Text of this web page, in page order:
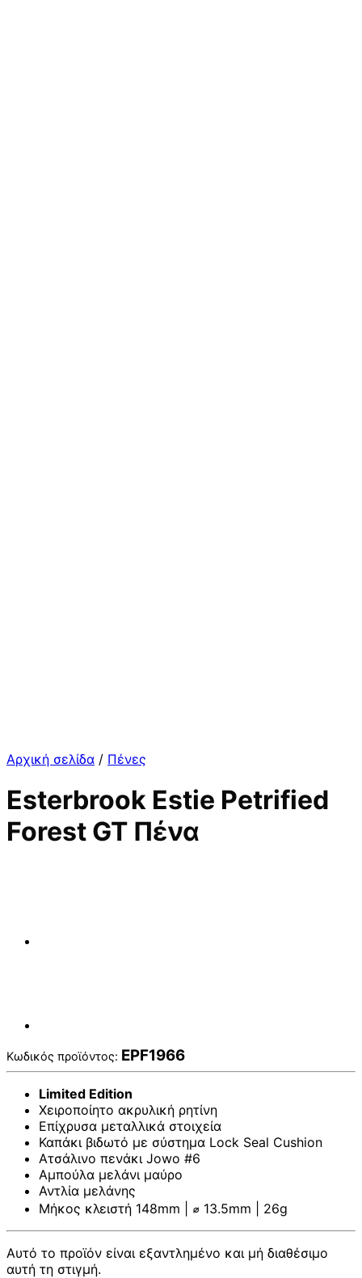
Αρχική σελίδα / Πένες
Esterbrook Estie Petrified
Forest GT Πένα
Κωδικός προϊόντος: EPF1966
Limited Edition
Χειροποίητο ακρυλική ρητίνη
Επίχρυσα μεταλλικά στοιχεία
Καπάκι βιδωτό με σύστημα Lock Seal Cushion
Ατσάλινο πενάκι Jowo #6
Αμπούλα μελάνι μαύρο
Αντλία μελάνης
Μήκος κλειστή 148mm | ⌀ 13.5mm | 26g
Αυτό το προϊόν είναι εξαντλημένο και μή διαθέσιμο
αυτή τη στιγμή.